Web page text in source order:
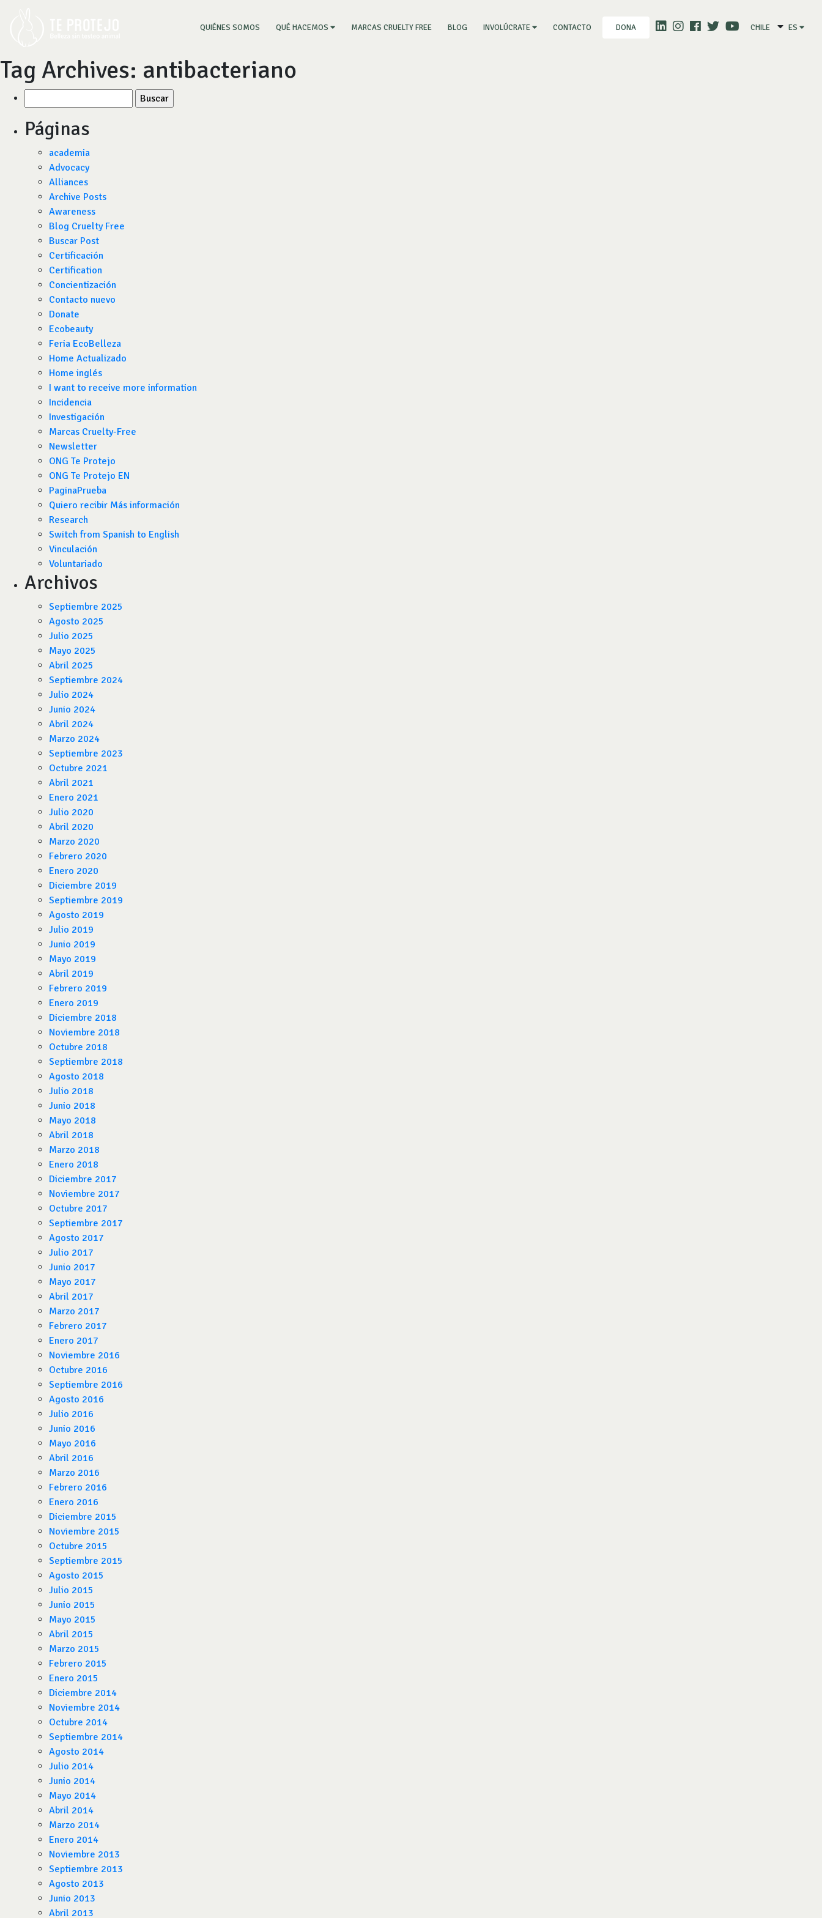
QUIÉNES SOMOS (CURRENT)
QUÉ HACEMOS MARCAS CRUELTY FREE BLOG INVOLÚCRATE CONTACTO DONA CHILE ES
Tag Archives: antibacteriano
por:
Páginas
academia
Advocacy
Alliances
Archive Posts
Awareness
Blog Cruelty Free
Buscar Post
Certificación
Certification
Concientización
Contacto nuevo
Donate
Ecobeauty
Feria EcoBelleza
Home Actualizado
Home inglés
I want to receive more information
Incidencia
Investigación
Marcas Cruelty-Free
Newsletter
ONG Te Protejo
ONG Te Protejo EN
PaginaPrueba
Quiero recibir Más información
Research
Switch from Spanish to English
Vinculación
Voluntariado
Archivos
Septiembre 2025
Agosto 2025
Julio 2025
Mayo 2025
Abril 2025
Septiembre 2024
Julio 2024
Junio 2024
Abril 2024
Marzo 2024
Septiembre 2023
Octubre 2021
Abril 2021
Enero 2021
Julio 2020
Abril 2020
Marzo 2020
Febrero 2020
Enero 2020
Diciembre 2019
Septiembre 2019
Agosto 2019
Julio 2019
Junio 2019
Mayo 2019
Abril 2019
Febrero 2019
Enero 2019
Diciembre 2018
Noviembre 2018
Octubre 2018
Septiembre 2018
Agosto 2018
Julio 2018
Junio 2018
Mayo 2018
Abril 2018
Marzo 2018
Enero 2018
Diciembre 2017
Noviembre 2017
Octubre 2017
Septiembre 2017
Agosto 2017
Julio 2017
Junio 2017
Mayo 2017
Abril 2017
Marzo 2017
Febrero 2017
Enero 2017
Noviembre 2016
Octubre 2016
Septiembre 2016
Agosto 2016
Julio 2016
Junio 2016
Mayo 2016
Abril 2016
Marzo 2016
Febrero 2016
Enero 2016
Diciembre 2015
Noviembre 2015
Octubre 2015
Septiembre 2015
Agosto 2015
Julio 2015
Junio 2015
Mayo 2015
Abril 2015
Marzo 2015
Febrero 2015
Enero 2015
Diciembre 2014
Noviembre 2014
Octubre 2014
Septiembre 2014
Agosto 2014
Julio 2014
Junio 2014
Mayo 2014
Abril 2014
Marzo 2014
Enero 2014
Noviembre 2013
Septiembre 2013
Agosto 2013
Junio 2013
Abril 2013